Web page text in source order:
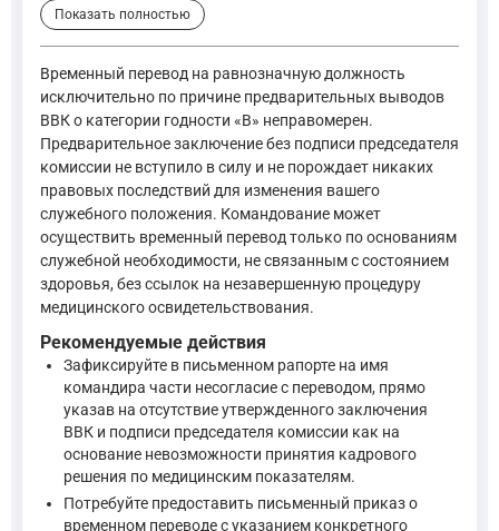
Статья 44 Федерального закона «О воинской обязанности
"Статья 44. Перевод военнослужащих (в ред.
—Федеральный закон «О воинской обязанности и
Данная норма отсылает к Положению о порядке
В отношении юридической силы предварительного
"Постановление Правительства РФ от 04.07.2013 N 565
—Постановление Правительства РФ от 04.07.2013 N 565
"VIII. Обследование и освидетельствование граждан,
—Постановление Правительства РФ от 04.07.2013 N 565
Таким образом, нормы, необходимые для ответа на
Показать полностью
Временный перевод на равнозначную должность
исключительно по причине предварительных выводов
ВВК о категории годности «В» неправомерен.
Предварительное заключение без подписи председателя
комиссии не вступило в силу и не порождает никаких
правовых последствий для изменения вашего
служебного положения. Командование может
осуществить временный перевод только по основаниям
служебной необходимости, не связанным с состоянием
здоровья, без ссылок на незавершенную процедуру
медицинского освидетельствования.
Рекомендуемые действия
Зафиксируйте в письменном рапорте на имя
командира части несогласие с переводом, прямо
указав на отсутствие утвержденного заключения
ВВК и подписи председателя комиссии как на
основание невозможности принятия кадрового
решения по медицинским показателям.
Потребуйте предоставить письменный приказ о
временном переводе с указанием конкретного